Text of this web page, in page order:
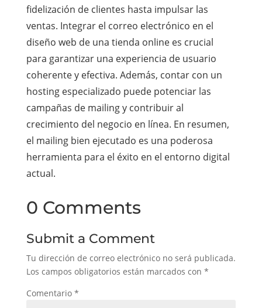
fidelización de clientes hasta impulsar las
ventas. Integrar el correo electrónico en el
diseño web de una tienda online es crucial
para garantizar una experiencia de usuario
coherente y efectiva. Además, contar con un
hosting especializado puede potenciar las
campañas de mailing y contribuir al
crecimiento del negocio en línea. En resumen,
el mailing bien ejecutado es una poderosa
herramienta para el éxito en el entorno digital
actual.
0 Comments
Submit a Comment
Tu dirección de correo electrónico no será publicada.
Los campos obligatorios están marcados con *
Comentario *